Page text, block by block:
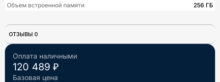
Оплата наличными
120 489 ₽
Базовая цена
Объем встроенной памяти
256 ГБ
ОТЗЫВЫ 0